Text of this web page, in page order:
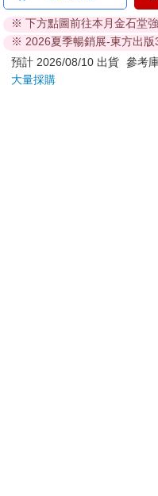
加入金石堂 LINE 官方帳號
態：
※ 下方點圖前往本月金石堂
※ 2026夏季暢銷展-東方出版
預計 2026/08/10 出貨 參考
大量採購